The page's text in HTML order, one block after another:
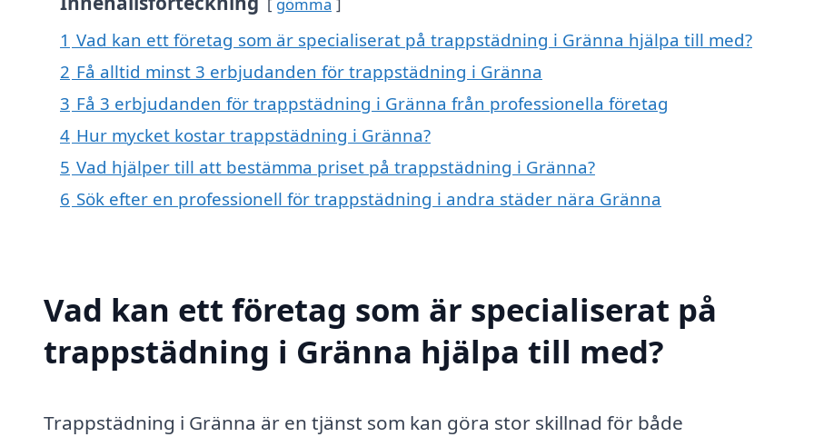
gömma
1 Vad kan ett företag som är specialiserat på trappstädning i Gränna hjälpa till med?
2 Få alltid minst 3 erbjudanden för trappstädning i Gränna
3 Få 3 erbjudanden för trappstädning i Gränna från professionella företag
4 Hur mycket kostar trappstädning i Gränna?
5 Vad hjälper till att bestämma priset på trappstädning i Gränna?
6 Sök efter en professionell för trappstädning i andra städer nära Gränna
Vad kan ett företag som är specialiserat på
trappstädning i Gränna hjälpa till med?
Trappstädning i Gränna är en tjänst som kan göra stor skillnad för både